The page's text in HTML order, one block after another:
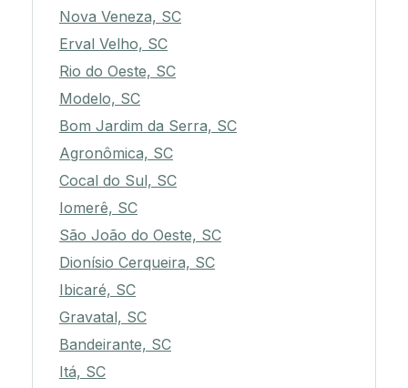
Nova Veneza, SC
Erval Velho, SC
Rio do Oeste, SC
Modelo, SC
Bom Jardim da Serra, SC
Agronômica, SC
Cocal do Sul, SC
Iomerê, SC
São João do Oeste, SC
Dionísio Cerqueira, SC
Ibicaré, SC
Gravatal, SC
Bandeirante, SC
Itá, SC